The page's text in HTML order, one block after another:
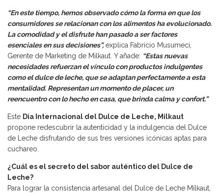
“En este tiempo, hemos observado cómo la forma en que los
consumidores se relacionan con los alimentos ha evolucionado.
La comodidad y el disfrute han pasado a ser factores
esenciales en sus decisiones”,explica Fabricio Musumeci,
Gerente de Marketing de Milkaut. Y añade: “Estas nuevas
necesidades refuerzan el vínculo con productos indulgentes
como el dulce de leche, que se adaptan perfectamente a esta
mentalidad. Representan un momento de placer, un
reencuentro con lo hecho en casa, que brinda calma y confort.”
Este Día Internacional del Dulce de Leche, Milkaut
propone redescubrir la autenticidad y la indulgencia del Dulce
de Leche disfrutando de sus tres versiones icónicas aptas para
cuchareo.
¿Cuál es el secreto del sabor auténtico del Dulce de
Leche?
Para lograr la consistencia artesanal del Dulce de Leche Milkaut,